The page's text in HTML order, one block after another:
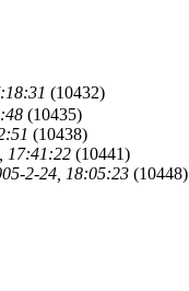
(10432)
(10435)
(10438)
17:41:22 (10441)
2-24, 18:05:23 (10448)